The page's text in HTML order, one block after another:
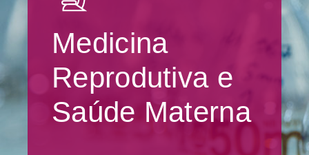
Medicina
Reprodutiva e
Saúde Materna